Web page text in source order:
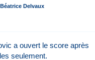
Béatrice Delvaux